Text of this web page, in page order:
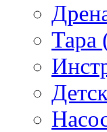
Тара